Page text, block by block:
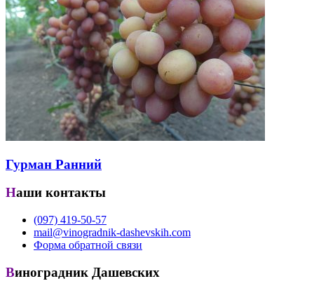
Гурман Ранний
Наши контакты
(097) 419-50-57
mail@vinogradnik-dashevskih.com
Форма обратной связи
Виноградник Дашевских